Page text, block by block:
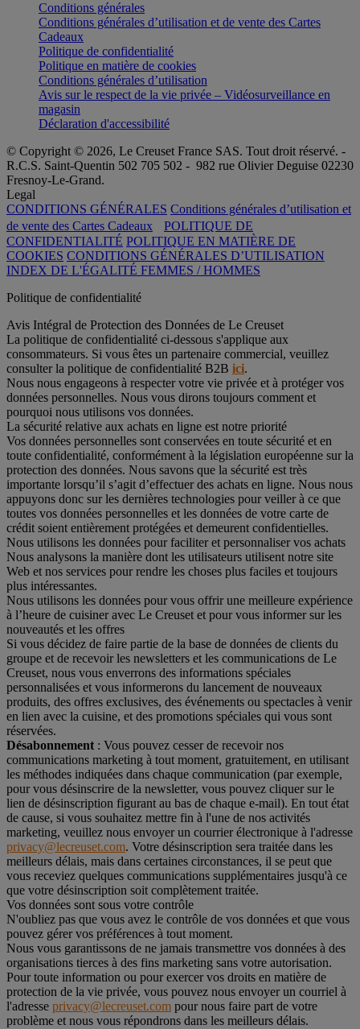
Conditions générales
Conditions générales d’utilisation et de vente des Cartes
Cadeaux
Politique de confidentialité
Politique en matière de cookies
Conditions générales d’utilisation
Avis sur le respect de la vie privée – Vidéosurveillance en
magasin
Déclaration d'accessibilité
© Copyright © 2026, Le Creuset France SAS. Tout droit réservé. -
R.C.S. Saint-Quentin 502 705 502 - 982 rue Olivier Deguise 02230
Fresnoy-Le-Grand.
Legal
CONDITIONS GÉNÉRALES Conditions générales d’utilisation et
de vente des Cartes Cadeaux
POLITIQUE DE
CONFIDENTIALITÉ POLITIQUE EN MATIÈRE DE
COOKIES CONDITIONS GÉNÉRALES D’UTILISATION
INDEX DE L'ÉGALITÉ FEMMES / HOMMES
Politique de confidentialité
Avis Intégral de Protection des Données de Le Creuset
La politique de confidentialité ci-dessous s'applique aux
consommateurs. Si vous êtes un partenaire commercial, veuillez
consulter la politique de confidentialité B2B ici.
Nous nous engageons à respecter votre vie privée et à protéger vos
données personnelles. Nous vous dirons toujours comment et
pourquoi nous utilisons vos données.
La sécurité relative aux achats en ligne est notre priorité
Vos données personnelles sont conservées en toute sécurité et en
toute confidentialité, conformément à la législation européenne sur la
protection des données. Nous savons que la sécurité est très
importante lorsqu’il s’agit d’effectuer des achats en ligne. Nous nous
appuyons donc sur les dernières technologies pour veiller à ce que
toutes vos données personnelles et les données de votre carte de
crédit soient entièrement protégées et demeurent confidentielles.
Nous utilisons les données pour faciliter et personnaliser vos achats
Nous analysons la manière dont les utilisateurs utilisent notre site
Web et nos services pour rendre les choses plus faciles et toujours
plus intéressantes.
Nous utilisons les données pour vous offrir une meilleure expérience
à l’heure de cuisiner avec Le Creuset et pour vous informer sur les
nouveautés et les offres
Si vous décidez de faire partie de la base de données de clients du
groupe et de recevoir les newsletters et les communications de Le
Creuset, nous vous enverrons des informations spéciales
personnalisées et vous informerons du lancement de nouveaux
produits, des offres exclusives, des événements ou spectacles à venir
en lien avec la cuisine, et des promotions spéciales qui vous sont
réservées.
Désabonnement : Vous pouvez cesser de recevoir nos
communications marketing à tout moment, gratuitement, en utilisant
les méthodes indiquées dans chaque communication (par exemple,
pour vous désinscrire de la newsletter, vous pouvez cliquer sur le
lien de désinscription figurant au bas de chaque e-mail). En tout état
de cause, si vous souhaitez mettre fin à l'une de nos activités
marketing, veuillez nous envoyer un courrier électronique à l'adresse
privacy@lecreuset.com. Votre désinscription sera traitée dans les
meilleurs délais, mais dans certaines circonstances, il se peut que
vous receviez quelques communications supplémentaires jusqu'à ce
que votre désinscription soit complètement traitée.
Vos données sont sous votre contrôle
N'oubliez pas que vous avez le contrôle de vos données et que vous
pouvez gérer vos préférences à tout moment.
Nous vous garantissons de ne jamais transmettre vos données à des
organisations tierces à des fins marketing sans votre autorisation.
Pour toute information ou pour exercer vos droits en matière de
protection de la vie privée, vous pouvez nous envoyer un courriel à
l'adresse privacy@lecreuset.com pour nous faire part de votre
problème et nous vous répondrons dans les meilleurs délais.